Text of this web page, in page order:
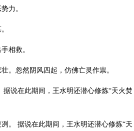
力。
相救。
。忽然阴风四起，仿佛亡灵作祟。
说在此期间，王水明还潜心修炼“天火焚
。 据说在此期间，王水明还潜心修炼“天